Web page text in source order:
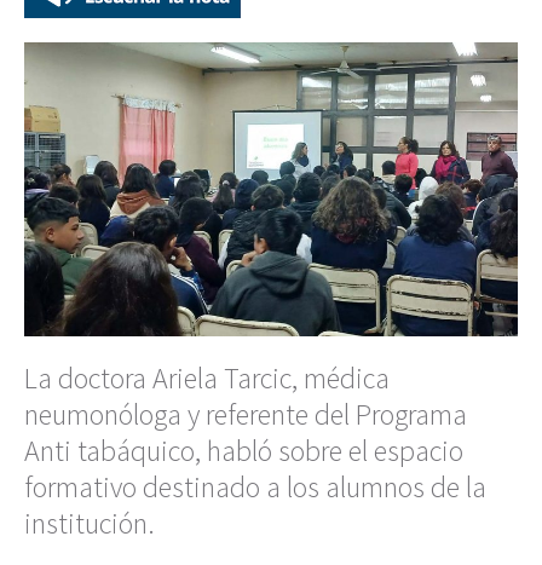
La doctora Ariela Tarcic, médica
neumonóloga y referente del Programa
Anti tabáquico, habló sobre el espacio
formativo destinado a los alumnos de la
institución.